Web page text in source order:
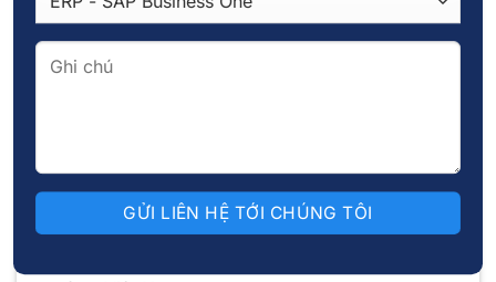
là sự cải tiến liên tục từng bước một.
Nguyên lý hoạt động của Kaizen là dựa trên việc
sau thành công của các hãng sản xuất như
Toyota, Canon, Honda, và hiện nay được ứng
dụng rộng rãi trong nhiều ngành như công nghệ,